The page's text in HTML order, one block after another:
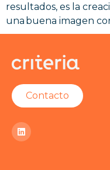
resultados, es la
una buena imagen
Contacto